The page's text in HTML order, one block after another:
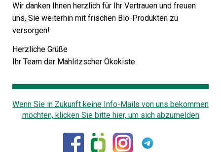
Wir danken Ihnen herzlich für Ihr Vertrauen und freuen
uns, Sie weiterhin mit frischen Bio-Produkten zu
versorgen!
Herzliche Grüße
Ihr Team der Mahlitzscher Ökokiste
Wenn Sie in Zukunft keine Info-Mails von uns bekommen
möchten, klicken Sie bitte hier, um sich abzumelden